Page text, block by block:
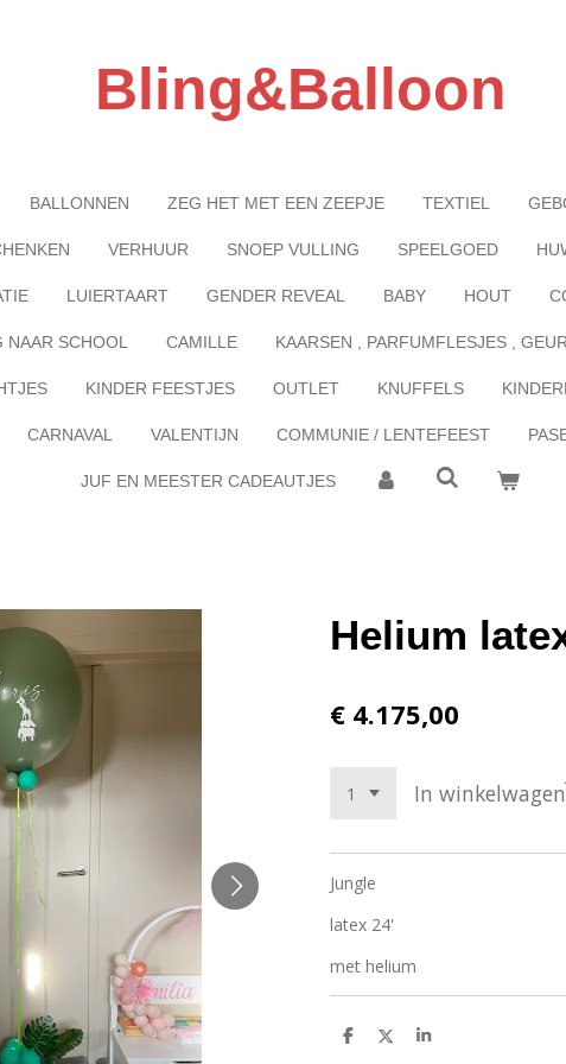
Bling&Balloon
BALLONNEN ZEG HET MET EEN ZEEPJE TEXTIEL
VERHUUR SNOEP VULLING SPEELGOED
LUIERTAART GENDER REVEAL BABY HOUT
NAAR SCHOOL CAMILLE KAARSEN , PARFUMFLESJES ,
KINDER FEESTJES OUTLET KNUFFELS
CARNAVAL VALENTIJN COMMUNIE / LENTEFEEST
JUF EN MEESTER CADEAUTJES
Helium
€ 4.175,00
In winkelwagen
Jungle
latex 24'
met helium
D
D
S